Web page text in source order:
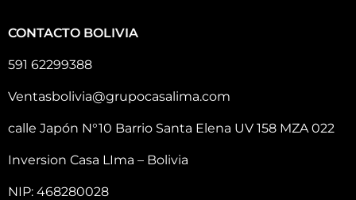
CONTACTO BOLIVIA
591 62299388
Ventasbolivia@grupocasalima.com
calle Japón N°10 Barrio Santa Elena UV 158 MZA 022
Inversion Casa LIma – Bolivia
NIP: 468280028